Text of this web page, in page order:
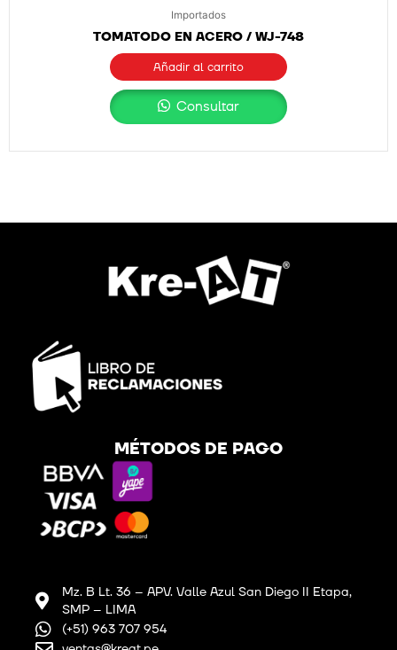
Importados
TOMATODO EN ACERO / WJ-748
Añadir al carrito
Consultar
MÉTODOS DE PAGO
Mz. B Lt. 36 – APV. Valle Azul San Diego II Etapa,
SMP – LIMA
(+51) 963 707 954